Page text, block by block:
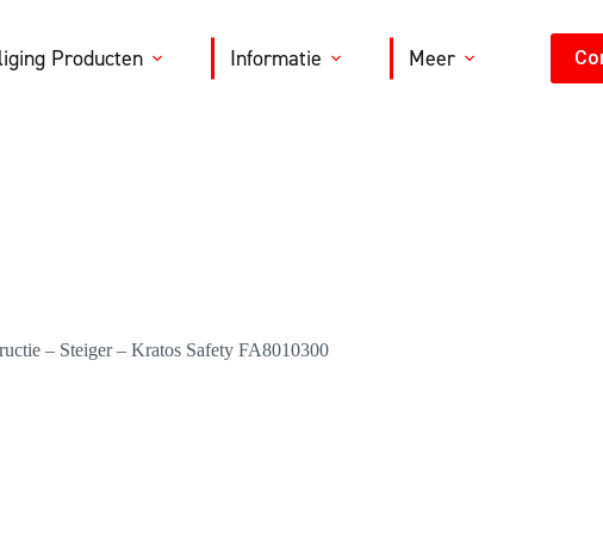
Producten Informatie Meer
– Steiger – Kratos Safety FA8010300